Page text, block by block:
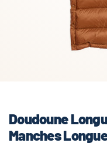
Doudoune
Manches